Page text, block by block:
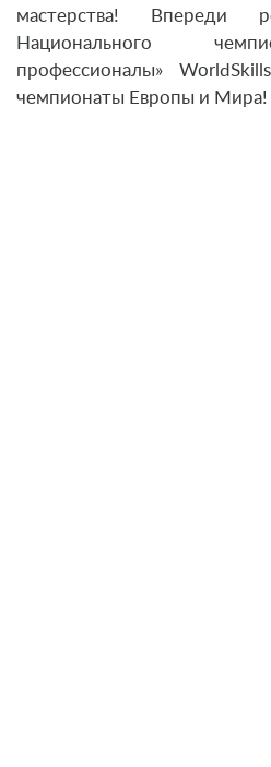
мастерства! Впереди
Национального
профессионалы»
чемпионаты Европы и Мира!